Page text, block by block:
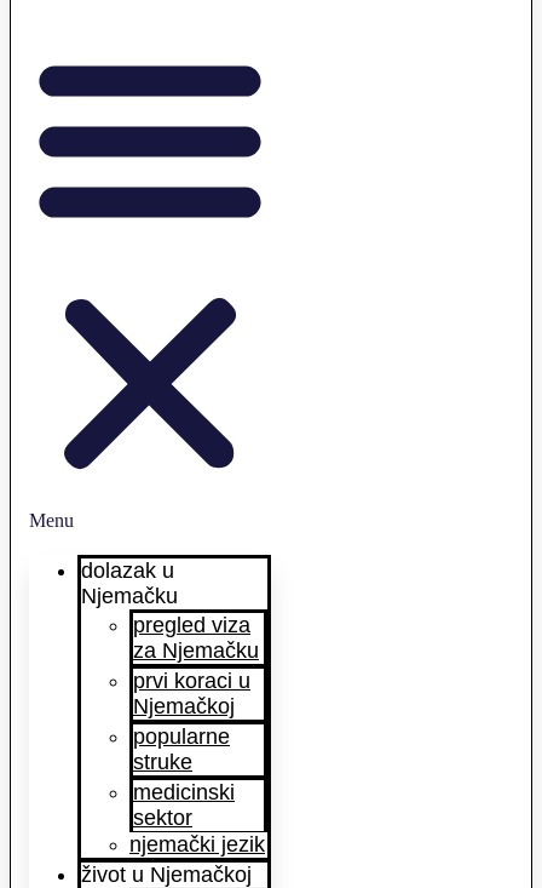
Menu
dolazak u
Njemačku
pregled viza
za Njemačku
prvi koraci u
Njemačkoj
popularne
struke
medicinski
sektor
njemački jezik
život u Njemačkoj